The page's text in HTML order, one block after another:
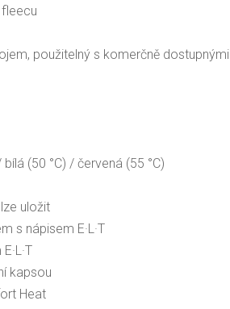
použitelný s komerčně dostupnými
(50 °C) / červená (55 °C)
uložit
s nápisem E·L·T
kapsou
Heat